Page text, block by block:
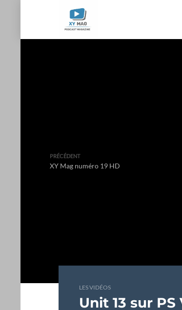
PRÉCÉDENT
XY Mag numéro 19 HD
LES VIDÉOS
Unit 13 sur